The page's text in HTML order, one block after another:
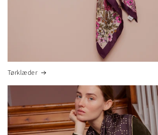
Tørklæder